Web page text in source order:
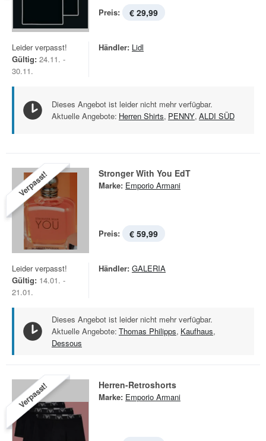
Preis: € 29,99
Leider verpasst!
Gültig: 24.11. -
30.11.
Händler: Lidl
Dieses Angebot ist leider nicht mehr verfügbar.
Aktuelle Angebote: Herren Shirts, PENNY, ALDI SÜD
Verpasst! Stronger With You EdT
Marke: Emporio Armani
Preis: € 59,99
Leider verpasst!
Gültig: 14.01. -
21.01.
Händler: GALERIA
Dieses Angebot ist leider nicht mehr verfügbar.
Aktuelle Angebote: Thomas Philipps, Kaufhaus,
Dessous
Verpasst! Herren-Retroshorts
Marke: Emporio Armani